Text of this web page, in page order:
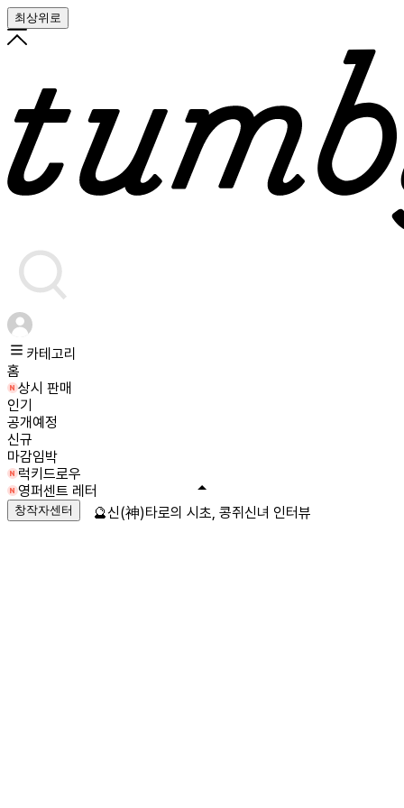
최상위로
카테고리
홈
상시 판매
인기
공개예정
신규
마감임박
럭키드로우
영퍼센트 레터
창작자센터 🔮신(神)타로의 시초, 콩쥐신녀 인터뷰